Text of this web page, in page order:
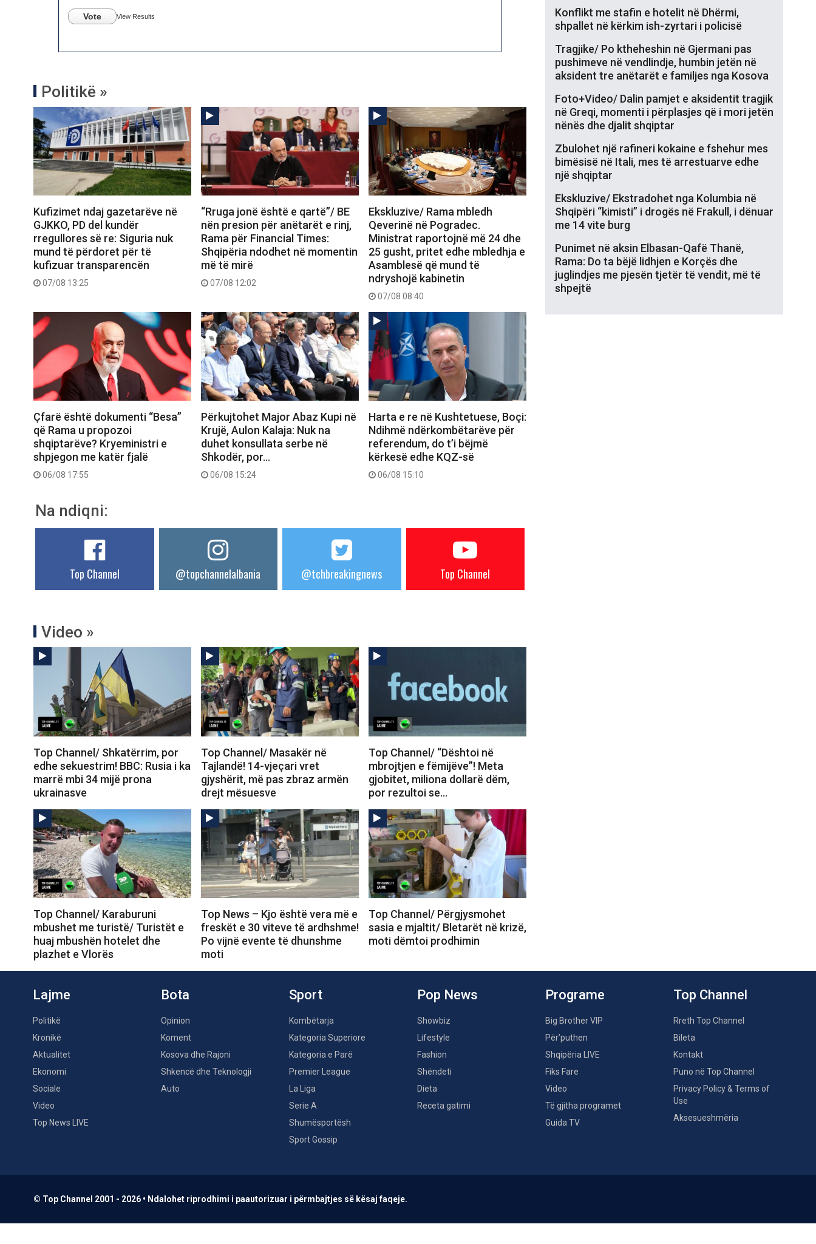
Vote View Results
Politikë »
Kufizimet ndaj gazetarëve në
GJKKO, PD del kundër
rregullores së re: Siguria nuk
mund të përdoret për të
kufizuar transparencën
07/08 13:25
“Rruga jonë është e qartë”/ BE
nën presion për anëtarët e rinj,
Rama për Financial Times:
Shqipëria ndodhet në momentin
më të mirë
07/08 12:02
Ekskluzive/ Rama mbledh
Qeverinë në Pogradec.
Ministrat raportojnë më 24 dhe
25 gusht, pritet edhe mbledhja e
Asamblesë që mund të
ndryshojë kabinetin
07/08 08:40
Çfarë është dokumenti “Besa”
që Rama u propozoi
shqiptarëve? Kryeministri e
shpjegon me katër fjalë
06/08 17:55
Përkujtohet Major Abaz Kupi në
Krujë, Aulon Kalaja: Nuk na
duhet konsullata serbe në
Shkodër, por…
06/08 15:24
Harta e re në Kushtetuese, Boçi:
Ndihmë ndërkombëtarëve për
referendum, do t’i bëjmë
kërkesë edhe KQZ-së
06/08 15:10
Na ndiqni:
Top Channel @topchannelalbania @tchbreakingnews Top Channel
Video »
Top Channel/ Shkatërrim, por
edhe sekuestrim! BBC: Rusia i ka
marrë mbi 34 mijë prona
ukrainasve
Top Channel/ Masakër në
Tajlandë! 14-vjeçari vret
gjyshërit, më pas zbraz armën
drejt mësuesve
Top Channel/ “Dështoi në
mbrojtjen e fëmijëve”! Meta
gjobitet, miliona dollarë dëm,
por rezultoi se…
Top Channel/ Karaburuni
mbushet me turistë/ Turistët e
huaj mbushën hotelet dhe
plazhet e Vlorës
Top News – Kjo është vera më e
freskët e 30 viteve të ardhshme!
Po vijnë evente të dhunshme
moti
Top Channel/ Përgjysmohet
sasia e mjaltit/ Bletarët në krizë,
moti dëmtoi prodhimin
Konflikt me stafin e hotelit në Dhërmi,
shpallet në kërkim ish-zyrtari i policisë
Tragjike/ Po ktheheshin në Gjermani pas
pushimeve në vendlindje, humbin jetën në
aksident tre anëtarët e familjes nga Kosova
Foto+Video/ Dalin pamjet e aksidentit tragjik
në Greqi, momenti i përplasjes që i mori jetën
nënës dhe djalit shqiptar
Zbulohet një rafineri kokaine e fshehur mes
bimësisë në Itali, mes të arrestuarve edhe
një shqiptar
Ekskluzive/ Ekstradohet nga Kolumbia në
Shqipëri “kimisti” i drogës në Frakull, i dënuar
me 14 vite burg
Punimet në aksin Elbasan-Qafë Thanë,
Rama: Do ta bëjë lidhjen e Korçës dhe
juglindjes me pjesën tjetër të vendit, më të
shpejtë
Lajme
Politikë
Kronikë
Aktualitet
Ekonomi
Sociale
Video
Top News LIVE
Bota
Opinion
Koment
Kosova dhe Rajoni
Shkencë dhe Teknologji
Auto
Sport
Kombëtarja
Kategoria Superiore
Kategoria e Parë
Premier League
La Liga
Serie A
Shumësportësh
Sport Gossip
Pop News
Showbiz
Lifestyle
Fashion
Shëndeti
Dieta
Receta gatimi
Programe
Big Brother VIP
Për’puthen
Shqipëria LIVE
Fiks Fare
Video
Të gjitha programet
Guida TV
Top Channel
Rreth Top Channel
Bileta
Kontakt
Puno në Top Channel
Privacy Policy & Terms of
Use
Aksesueshmëria
© Top Channel 2001 - 2026 • Ndalohet riprodhimi i paautorizuar i përmbajtjes së kësaj faqeje.